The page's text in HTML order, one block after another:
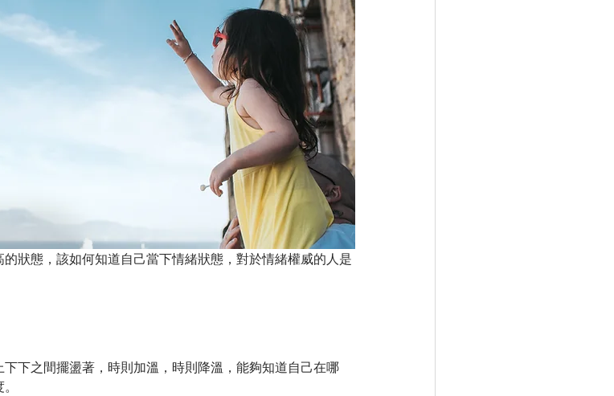
狀態，該如何知道自己當下情緒狀態，對於情緒權威的人是
下之間擺盪著，時則加溫，時則降溫，能夠知道自己在哪